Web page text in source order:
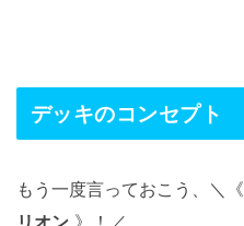
デッキのコンセプト
もう一度言っておこう、＼《